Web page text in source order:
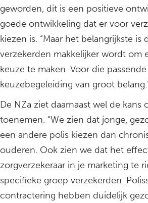
geworden, dit is een positieve
goede ontwikkeling dat er voor
kiezen is. “Maar het belangrijkste is
verzekerden makkelijker wordt om
keuze te maken. Voor die
keuzebegeleiding van groot
De NZa ziet daarnaast wel de kans
toenemen. “We zien dat jonge,
een andere polis kiezen dan
ouderen. Ook zien we dat het
zorgverzekeraar in je marketing te
specifieke groep verzekerden.
contractering hebben duidelijk